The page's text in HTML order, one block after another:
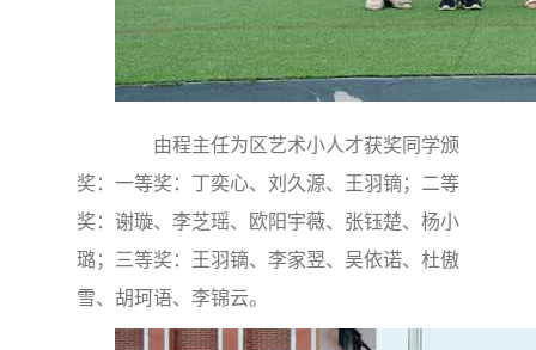
由程主任为区艺术小人才获奖同学颁
奖：一等奖：丁奕心、刘久源、王羽镝；二等
奖：谢璇、李芝瑶、欧阳宇薇、张钰楚、杨小
璐；三等奖：王羽镝、李家翌、吴依诺、杜傲
雪、胡珂语、李锦云。